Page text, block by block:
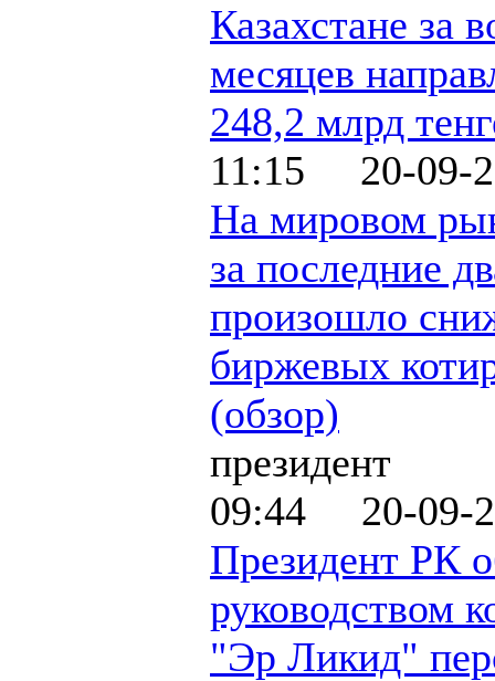
Казахстане за
месяцев
248,2 млрд
11:15 20-09-
На мировом
за последние
произошло
биржевых
(обзор)
президент
09:44 20-09-
Президент РК
руководством
"Эр Ликид"